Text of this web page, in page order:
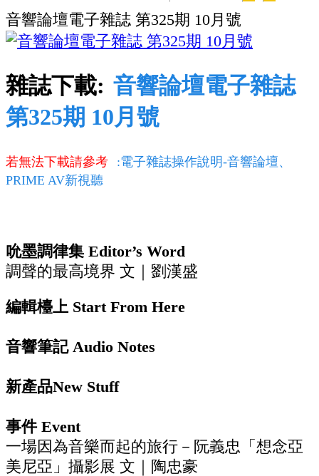
音響論壇電子雜誌 第325期 10月號
雜誌下載: 音響論壇電子雜誌
第325期 10月號
若無法下載請參考
:電子雜誌操作說明-音響論壇、
PRIME AV新視聽
吮墨調律集 Editor’s Word
調聲的最高境界 文｜劉漢盛
編輯檯上 Start From Here
音響筆記 Audio Notes
新產品New Stuff
事件 Event
一場因為音樂而起的旅行－阮義忠「想念亞
美尼亞」攝影展 文｜陶忠豪